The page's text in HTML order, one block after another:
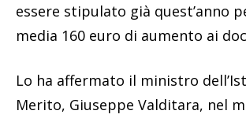
essere stipulato già quest’anno
media 160 euro di aumento ai
Lo ha affermato il ministro
Merito, Giuseppe Valditara, nel